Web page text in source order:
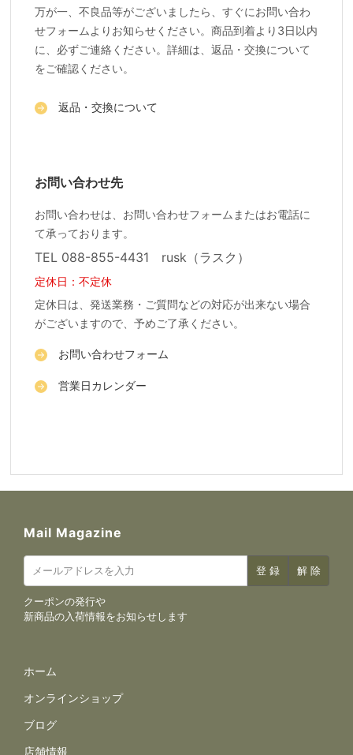
万が一、不良品等がございましたら、すぐにお問い合わ
せフォームよりお知らせください。商品到着より3日以内
に、必ずご連絡ください。詳細は、返品・交換について
をご確認ください。
返品・交換について
お問い合わせ先
お問い合わせは、お問い合わせフォームまたはお電話に
て承っております。
TEL 088-855-4431 rusk（ラスク）
定休日：不定休
定休日は、発送業務・ご質問などの対応が出来ない場合
がございますので、予めご了承ください。
お問い合わせフォーム
営業日カレンダー
Mail Magazine
クーポンの発行や
新商品の入荷情報をお知らせします
サイトナビゲーション
ホーム
オンラインショップ
ブログ
店舗情報